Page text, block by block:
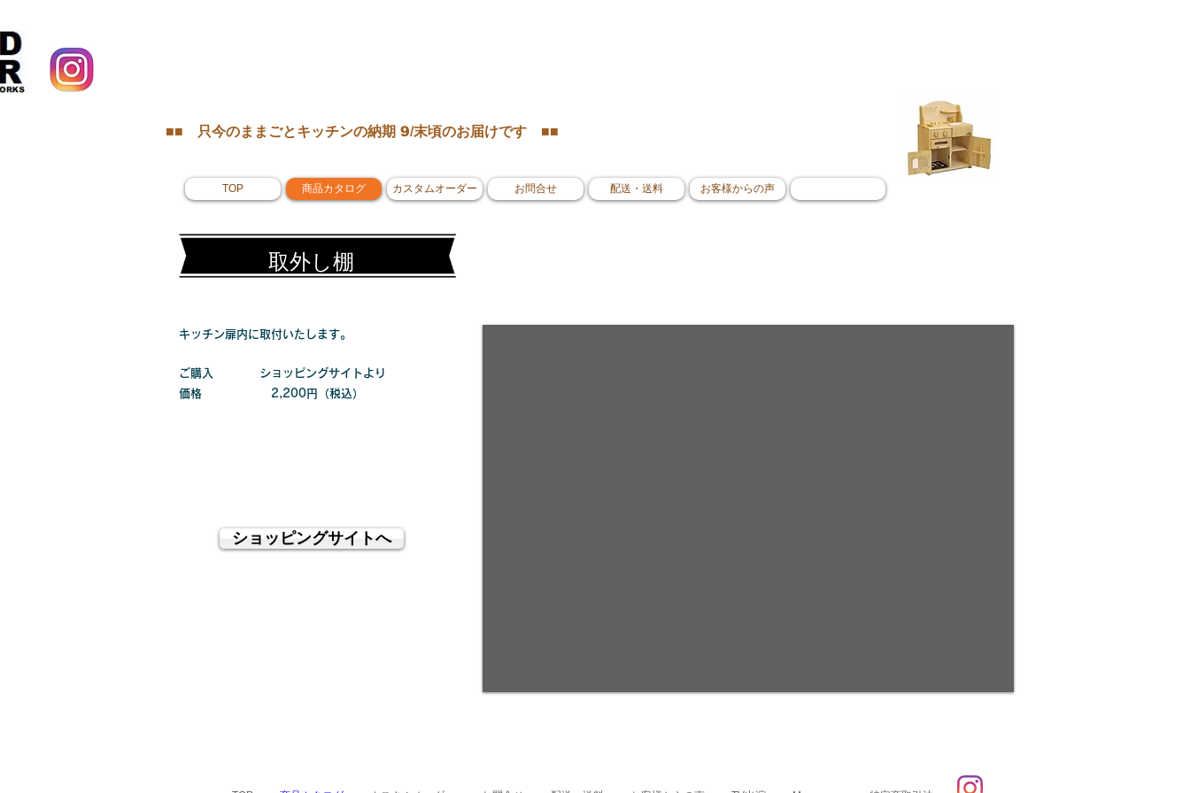
■■ 只今のままごとキッチンの納期 9/末頃のお届けです ■■
TOP 商品カタログ カスタムオーダー お問合せ 配送・送料 お客様からの声
取外し棚
キッチン扉内に取付いたします。
ご購入 ショッピングサイトより
価格 2,200円（税込）
ショッピングサイトへ